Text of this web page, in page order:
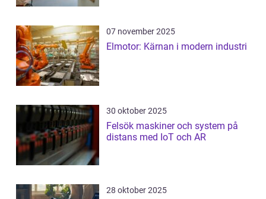
07 november 2025
Elmotor: Kärnan i modern industri
30 oktober 2025
Felsök maskiner och system på
distans med IoT och AR
28 oktober 2025